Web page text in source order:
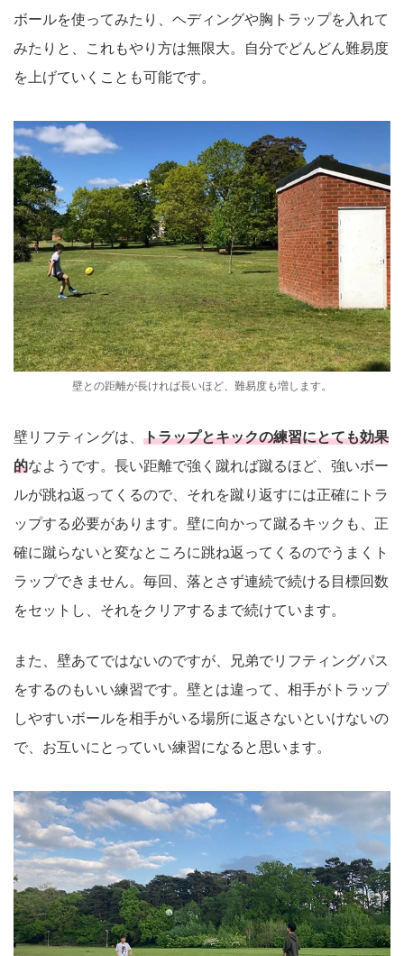
ボールを使ってみたり、ヘディングや胸トラップを入れて
みたりと、これもやり方は無限大。自分でどんどん難易度
を上げていくことも可能です。
壁との距離が長ければ長いほど、難易度も増します。
壁リフティングは、 トラップとキックの練習にとても効果
的なようです。長い距離で強く蹴れば蹴るほど、強いボー
ルが跳ね返ってくるので、それを蹴り返すには正確にトラ
ップする必要があります。壁に向かって蹴るキックも、正
確に蹴らないと変なところに跳ね返ってくるのでうまくト
ラップできません。毎回、落とさず連続で続ける目標回数
をセットし、それをクリアするまで続けています。
また、壁あてではないのですが、兄弟でリフティングパス
をするのもいい練習です。壁とは違って、相手がトラップ
しやすいボールを相手がいる場所に返さないといけないの
で、お互いにとっていい練習になると思います。